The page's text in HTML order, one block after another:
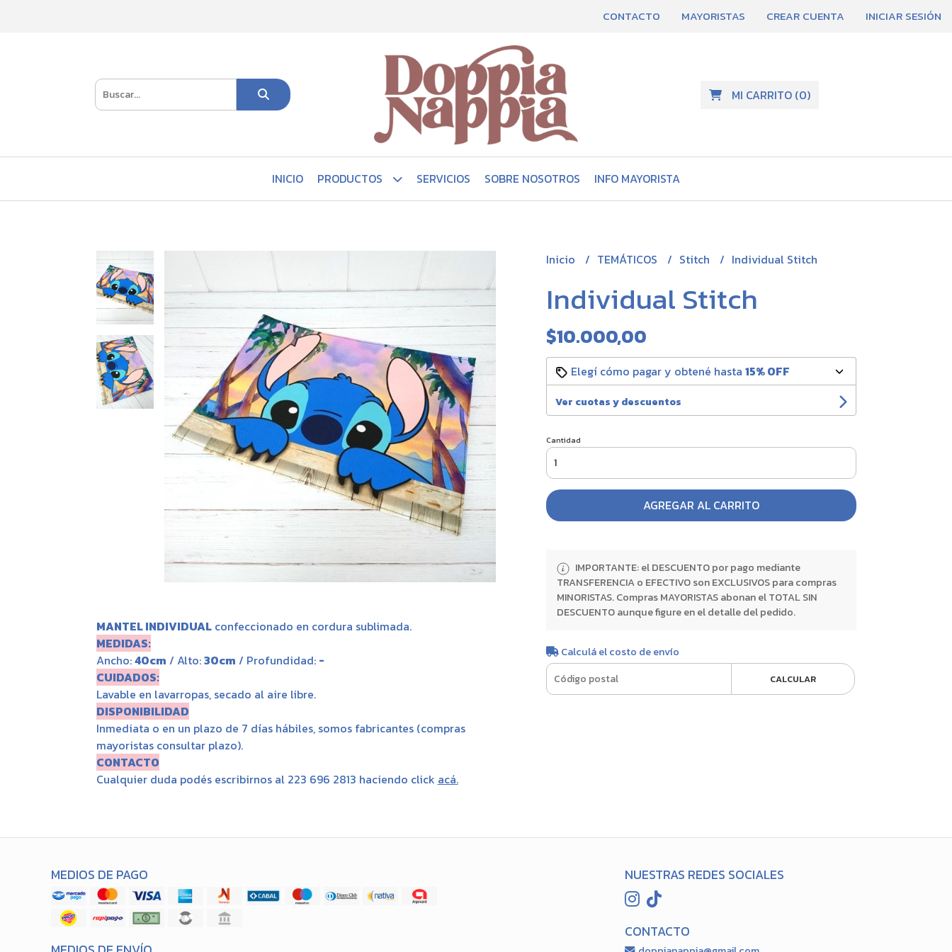
CONTACTO MAYORISTAS CREAR CUENTA INICIAR SESIÓN
MI CARRITO(0)
INICIO PRODUCTOS SERVICIOS SOBRE NOSOTROS INFO MAYORISTA
MANTEL INDIVIDUALconfeccionado en cordura sublimada.
MEDIDAS:
Ancho:40cm / Alto:30cm / Profundidad: -
CUIDADOS:
Lavable en lavarropas, secado al aire libre.
DISPONIBILIDAD
Inmediata o en un plazo de 7 días hábiles, somos fabricantes (compras
mayoristas consultar plazo).
CONTACTO
Cualquier duda podés escribirnos al 223 696 2813 haciendo click acá.
Inicio TEMÁTICOS Stitch Individual Stitch
Individual Stitch
$10.000,00
Elegí cómo pagar y obtené hasta 15% OFF
Ver cuotas y descuentos
Cantidad
AGREGAR AL CARRITO
IMPORTANTE: el DESCUENTO por pago mediante
TRANSFERENCIA o EFECTIVO son EXCLUSIVOS para compras
MINORISTAS. Compras MAYORISTAS abonan el TOTAL SIN
DESCUENTO aunque figure en el detalle del pedido.
Calculá el costo de envío
CALCULAR
MEDIOS DE PAGO NUESTRAS REDES SOCIALES
CONTACTO